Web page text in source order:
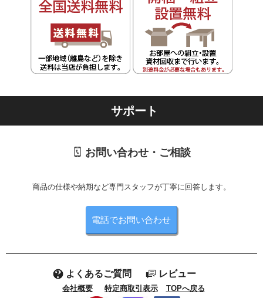
サポート
お問い合わせ・ご相談
商品の仕様や納期など専門スタッフが丁寧に回答します。
電話でお問い合わせ
よくあるご質問 レビュー
会社概要 特定商取引表示 TOPへ戻る